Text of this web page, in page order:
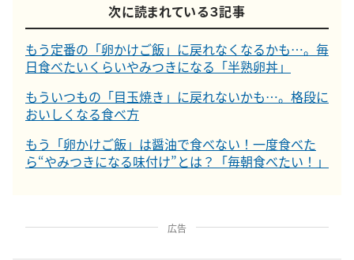
次に読まれている３記事
もう定番の「卵かけご飯」に戻れなくなるかも…。毎
日食べたいくらいやみつきになる「半熟卵丼」
もういつもの「目玉焼き」に戻れないかも…。格段に
おいしくなる食べ方
もう「卵かけご飯」は醤油で食べない！一度食べた
ら“やみつきになる味付け”とは？「毎朝食べたい！」
広告